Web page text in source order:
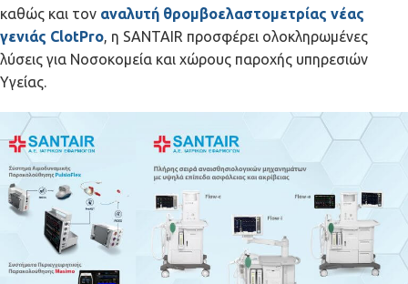
καθώς και τον αναλυτή θρομβοελαστομετρίας νέας
γενιάς ClotPro, η SANTAIR προσφέρει ολοκληρωμένες
λύσεις για Νοσοκομεία και χώρους παροχής υπηρεσιών
Υγείας.